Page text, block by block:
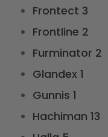
Frontect 3
Frontline 2
Furminator 2
Glandex 1
Gunnis 1
Hachiman 13